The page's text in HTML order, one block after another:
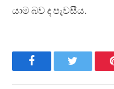
යාම බව ද පැවසීය.
FacebookTwitter